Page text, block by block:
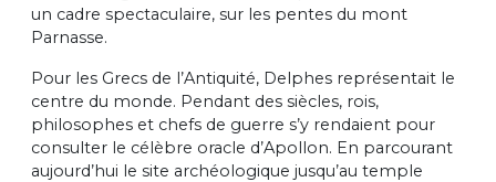
un cadre spectaculaire, sur les pentes du mont
Parnasse.
Pour les Grecs de l’Antiquité, Delphes représentait le
centre du monde. Pendant des siècles, rois,
philosophes et chefs de guerre s’y rendaient pour
consulter le célèbre oracle d’Apollon. En parcourant
aujourd’hui le site archéologique jusqu’au temple